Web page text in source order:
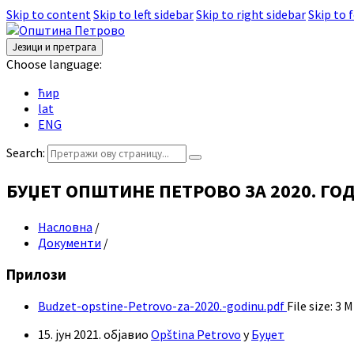
Skip to contentSkip to left sidebarSkip to right sidebarSkip to
Језици и претрага
Choose language:
ћир
lat
ENG
Search:
БУЏЕТ ОПШТИНЕ ПЕТРОВО ЗА 2020.
Насловна /
Документи /
Прилози
Budzet-opstine-Petrovo-za-2020.-godinu.pdf File size: 3
15. јун 2021. објавио Opština Petrovo уБуџет